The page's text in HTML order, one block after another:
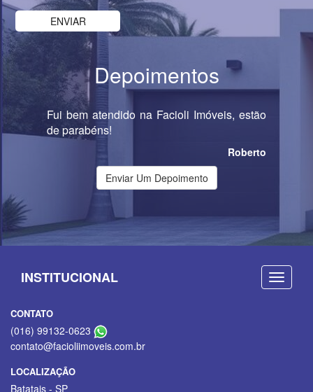
Depoimentos
Fui bem atendido na Facioli Imóveis, estão
de parabéns!
Roberto
Enviar Um Depoimento
INSTITUCIONAL
CONTATO
(016) 99132-0623
contato@facioliimoveis.com.br
LOCALIZAÇÃO
Batatais - SP